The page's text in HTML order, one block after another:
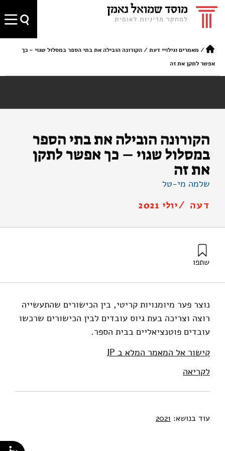
/ מאמרים וגילויי דעת /הקורונה הובילה את בתי הספר במסלול שגוי – כך
אפשר לתקן את זה
הקורונה הובילה את בתי הספר
במסלול שגוי – כך אפשר לתקן
את זה
שלמה מי-טל
דעה /יולי 2021
שתפו
נוצר פער מיומנויות קריטי, בין הכישורים שהתעשייה
רוצה וצריכה בעת גיוס עובדים לבין הכישורים שרכשו
עובדים פוטנציאליים בבית הספר.
קישור אל המאמר המלא ב JP
לקריאה
עוד בנושא: 2021